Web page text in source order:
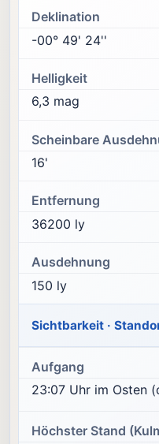
Deklination
-00° 49' 24''
Helligkeit
6,3 mag
Scheinbare
16'
Entfernung
36200 ly
Ausdehnung
150 ly
Sichtbarkeit ·
Aufgang
23:07 Uhr im Osten
Höchster Stand